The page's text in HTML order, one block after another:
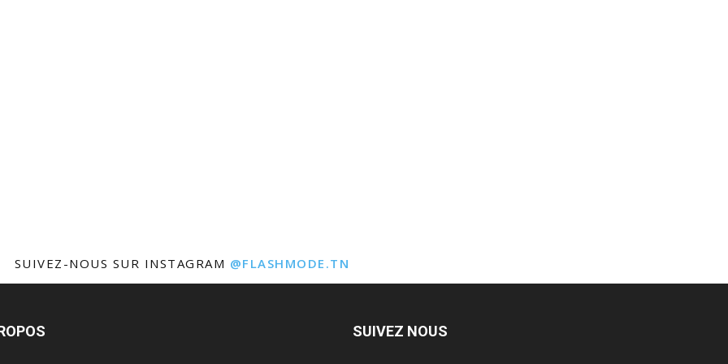
SUIVEZ-NOUS SUR INSTAGRAM @FLASHMODE.TN
SUIVEZ NOUS